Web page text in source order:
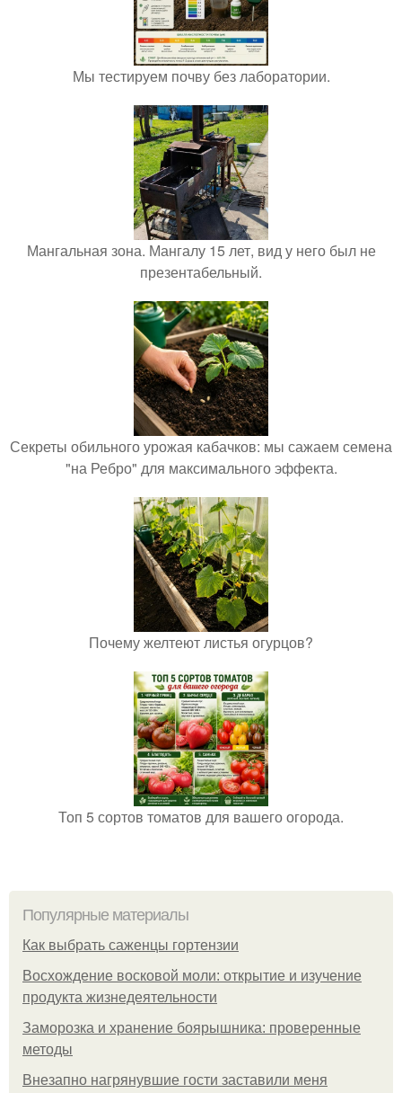
Мы тестируем почву без лаборатории.
Мангальная зона. Мангалу 15 лет, вид у него был не
презентабельный.
Секреты обильного урожая кабачков: мы сажаем семена
"на Ребро" для максимального эффекта.
Почему желтеют листья огурцов?
Топ 5 сортов томатов для вашего огорода.
Популярные материалы
Как выбрать саженцы гортензии
Восхождение восковой моли: открытие и изучение
продукта жизнедеятельности
Заморозка и хранение боярышника: проверенные
методы
Внезапно нагрянувшие гости заставили меня